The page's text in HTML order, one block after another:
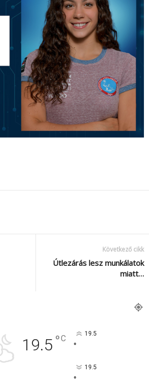
Következő cikk
Útlezárás lesz munkálatok
miatt…
19.5 °C 19.5
°
19.5
°